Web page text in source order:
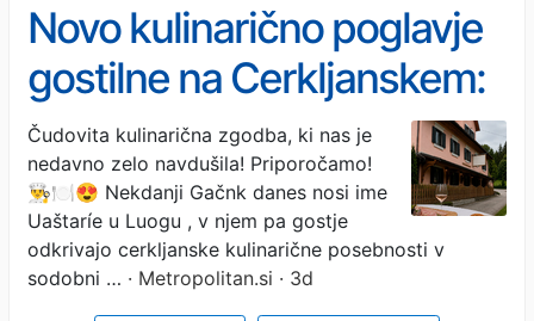
Novo kulinarično poglavje
gostilne na Cerkljanskem:
"Začutila sva, da je
mogoče čas, da začneva
pisati najino zgodbo"
Čudovita kulinarična zgodba, ki nas je
nedavno zelo navdušila! Priporočamo!
👨‍🍳🍽😍 Nekdanji Gačnk danes nosi ime
Uaštaríe u Luogu , v njem pa gostje
odkrivajo cerkljanske kulinarične posebnosti v
sodobni … · Metropolitan.si · 3d